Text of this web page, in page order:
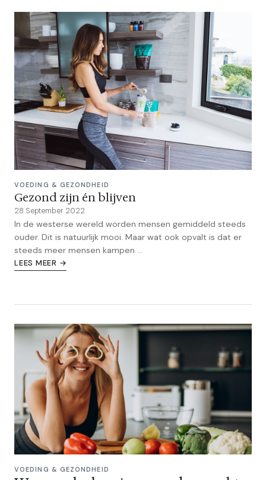
VOEDING & GEZONDHEID
Gezond zijn én blijven
28 September 2022
In de westerse wereld worden mensen gemiddeld steeds
ouder. Dit is natuurlijk mooi. Maar wat ook opvalt is dat er
steeds meer mensen kampen ...
LEES MEER →
VOEDING & GEZONDHEID